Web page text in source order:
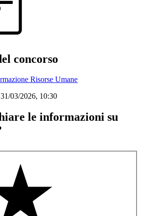
concorso
Risorse Umane
31/03/2026, 10:30
le informazioni su